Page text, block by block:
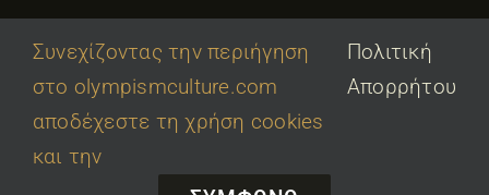
© 2026 • Olympic Culture Center • Powered By
Όροι Χρήσης Πολιτική Απορρήτου
Συνεχίζοντας την περιήγηση
στο olympismculture.com
αποδέχεστε τη χρήση cookies
και την
Πολιτική
Απορρήτου